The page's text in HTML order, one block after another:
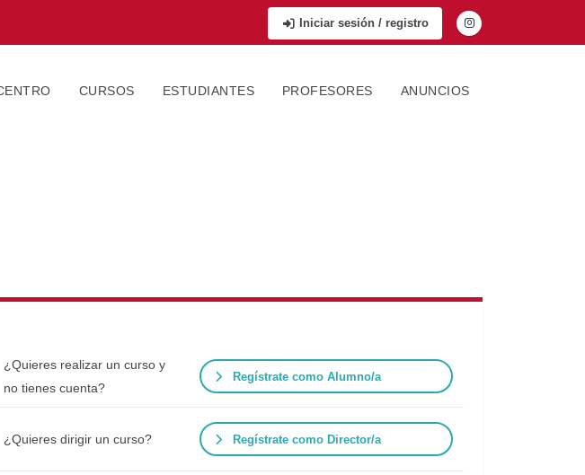
Iniciar sesión / registro
CURSOS ESTUDIANTES PROFESORES ANUNCIOS
¿Quieres realizar un curso y
no tienes cuenta?
Regístrate como Alumno/a
¿Quieres dirigir un curso? Regístrate como Director/a